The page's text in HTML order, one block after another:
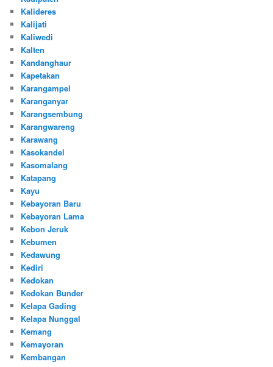
Kalideres
Kalijati
Kaliwedi
Kalten
Kandanghaur
Kapetakan
Karangampel
Karanganyar
Karangsembung
Karangwareng
Karawang
Kasokandel
Kasomalang
Katapang
Kayu
Kebayoran Baru
Kebayoran Lama
Kebon Jeruk
Kebumen
Kedawung
Kediri
Kedokan
Kedokan Bunder
Kelapa Gading
Kelapa Nunggal
Kemang
Kemayoran
Kembangan